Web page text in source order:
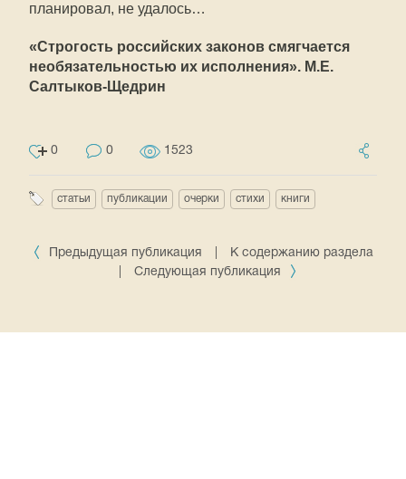
планировал, не удалось…
«Строгость российских законов смягчается
необязательностью их исполнения». М.Е.
Салтыков-Щедрин
0 0 1523
статьи публикации очерки стихи книги
Предыдущая публикация
К содержанию раздела
Следующая публикация